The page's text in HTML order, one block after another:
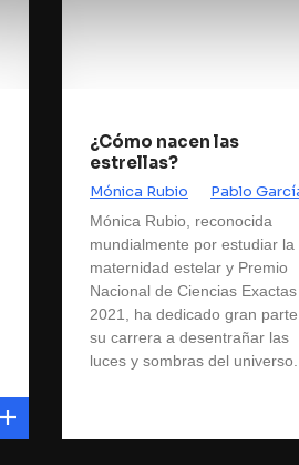
¿Cómo nacen las
estrellas?
Mónica Rubio Pablo
Mónica Rubio, reconocida
mundialmente por estudiar la
maternidad estelar y Premio
Nacional de Ciencias Exactas
2021, ha dedicado gran
su carrera a desentrañar las
luces y sombras del universo...